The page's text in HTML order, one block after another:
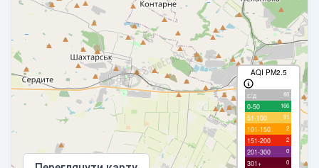
AQI PM2.5
с/д 88
0-50 166
51-100 91
101-150 2
151-200 2
201-300 0
301+ 0